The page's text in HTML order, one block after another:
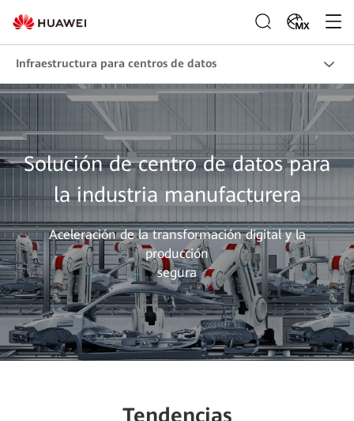
MX
Infraestructura para centros de datos
Solución de centro de datos para
la industria manufacturera
Aceleración de la transformación digital y la
producción
segura
Tendencias